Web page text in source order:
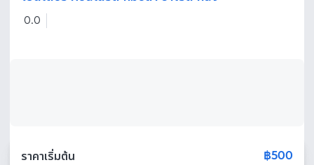
0.0
ราคาเริ่มต้น ฿500